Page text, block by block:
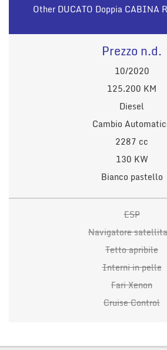
Other DUCATO Doppia CABINA
Prezzo n.d.
10/2020
125.200 KM
Diesel
Cambio
2287 cc
130 KW
Bianco pastello
ESP
Navigatore
Tetto apribile
Interni in pelle
Fari Xenon
Cruise Control